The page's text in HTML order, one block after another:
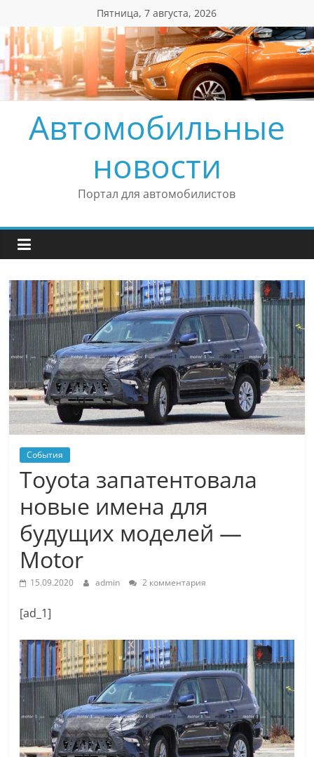
содержимому
Пятница, 7 августа, 2026
Автомобильные
новости
Портал для автомобилистов
События
Toyota запатентовала
новые имена для
будущих моделей —
Motor
15.09.2020 admin 2 комментария
[ad_1]